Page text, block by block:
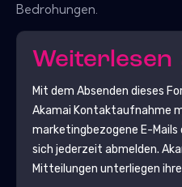
Bedrohungen.
Weiterlesen
Mit dem Absenden dieses
Akamai Kontaktaufnahme
marketingbezogene E-Mails
sich jederzeit abmelden.
Mitteilungen unterliegen